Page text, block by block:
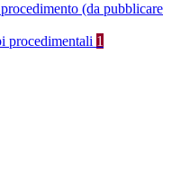
(da pubblicare
procedimentali 1